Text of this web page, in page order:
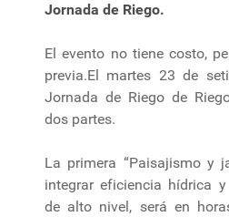
Jornada de Riego.
El evento no tiene costo,
previa.El martes 23 de
Jornada de Riego de
dos partes.
La primera “Paisajismo y
integrar eficiencia hídrica
de alto nivel, será en